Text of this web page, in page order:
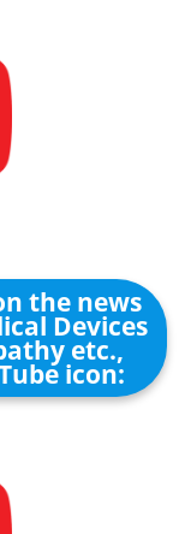
the news
Devices
etc.,
icon: